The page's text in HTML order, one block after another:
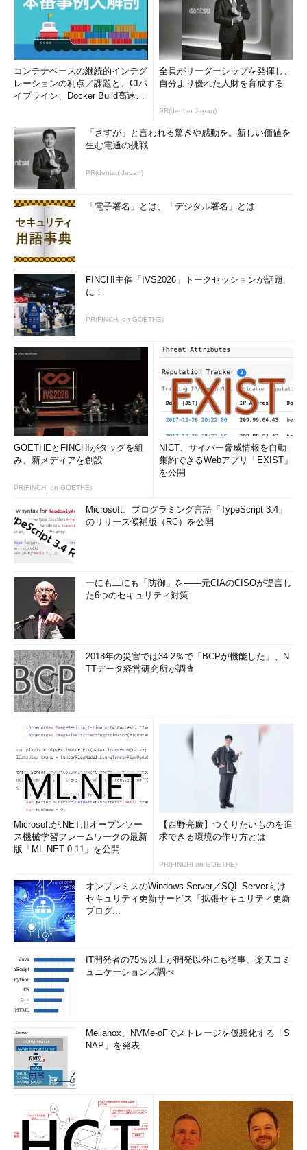
仮想データサイエンティスト（2018年以降適用が始まって
いる）
仮想QAテスター（2019年以降適用が始まる見込み）
仮想ソフトウェアエンジニア（2020年以降適用が始まる見
込み）
仮想ビジネスアナリスト（2022年以降適用が始まる見込
仮想アーキテクト（2023年以降適用が始まる見込み）
仮想ソリューションアーキテクト／開発者（2025年以降適
用が始まる見込み）
それぞれにおける作業内容としては「補助付きでの開発とテス
ト」「自動化されたテストとコード生成」「自動化されたアーキ
テクチャ設計とデータ解析」「補助付き／自動化モデルによるコ
ーディングのリプレース」などとなる。
AIは開発者のコード生成をどう変えるのか
「AIによる共同開発者がチームメンバーに加わることで、より
大きなプロジェクトを少数のエンジニアで進めていくことができ
るようになります。これによって人間のエンジニアはより付加価
値の高い領域にフォーカスしていくことができるようになりま
AIがスマートになっていくにつれ、人間とAIの関係は『鍛冶屋
における親方と弟子』の関係に近づいていくとドライバー氏は話
す。これは、弟子が親方の後ろ姿を見て育つように、AIが人間の
作業の“まね”から始めて、いずれ親方と同じような作業ができる
ようになることを指している。
「今から数年後には、AIは、技術的な専門性とビジネスの専門
性の両方を兼ね備え、ソフトウェアを、よりエキサイティングな
形で開発できるようになるでしょう」
現時点でのAIは、シンプルなアシストを行うにすぎないが、多
して、大量のソースコードを学習してコード生成に役立てるツー
ルを幾つか紹介した。具体的には、「Microsoft Visual Studio」
の機能「IntelliCode」、コード解析ツール「
ツール「AppSheet」における「
IntelliCodeは、GitHub上の2000以上のオープンソースプロジ
ェクト（スター数100個以上）を学習して、Visual Studioでの開
発時にコードの候補を表示する機能だ。詳細は記事
「IntelliCode：AIを利用した効率的なコーディングを実現？：特
しい。
「IntelliCodeは単にコードの間違いやバグを発見するだけでは
なく、効率よく処理するにはどうコードを変更したらよいかとい
ったパフォーマンスのボトルネックまでアドバイスしてくれま
す。C#やC++のプログラマーが隣にいてアドバイスしてくれる
ようなものであり、これはとてもパワフルな機能です。
source{d}は、『C#よりもPythonがいい』とアドバイスし、コー
ドのコンバージョンまで行ってくれます。AppSheetのSpec機能
るようにします。ビジネスアナリストが隣にいるようなもので
す」
コンテナベースの継続的インテグ
レーションの利点／課題と、CIパ
イプライン、Docker Build高速化
全員がリーダーシップを発揮し、
自分より優れた人財を育成する
PR(dentsu Japan)
「さすが」と言われる驚きや感動を。新しい価値を
生む電通の挑戦
PR(dentsu Japan)
「電子署名」とは、「デジタル署名」とは
FINCHI主催「IVS2026」トークセッションが話題
に！
PR(FINCHI on GOETHE)
GOETHEとFINCHIがタッグを組
み、新メディアを創設
PR(FINCHI on GOETHE)
NICT、サイバー脅威情報を自動
集約できるWebアプリ「EXIST」
を公開
Microsoft、プログラミング言語「TypeScript 3.4」
のリリース候補版（RC）を公開
一にも二にも「防御」を――元CIAのCISOが提言し
た6つのセキュリティ対策
2018年の災害では34.2％で「BCPが機能した」、N
TTデータ経営研究所が調査
Microsoftが.NET用オープンソー
ス機械学習フレームワークの最新
版「ML.NET 0.11」を公開
【西野亮廣】つくりたいものを追
求できる環境の作り方とは
PR(FINCHI on GOETHE)
オンプレミスのWindows Server／SQL Server向け
セキュリティ更新サービス「拡張セキュリティ更新
プログ...
IT開発者の75％以上が開発以外にも従事、楽天コミ
ュニケーションズ調べ
Mellanox、NVMe-oFでストレージを仮想化する「S
NAP」を発表